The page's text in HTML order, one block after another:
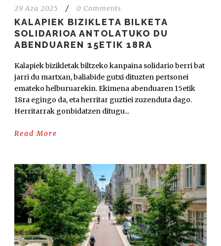
29 Aza 2025 / 0 Comments
KALAPIEK BIZIKLETA BILKETA
SOLIDARIOA ANTOLATUKO DU
ABENDUAREN 15ETIK 18RA
Kalapiek bizikletak biltzeko kanpaina solidario berri bat
jarri du martxan, baliabide gutxi dituzten pertsonei
emateko helburuarekin. Ekimena abenduaren 15etik
18ra egingo da, eta herritar guztiei zuzenduta dago.
Herritarrak gonbidatzen ditugu...
Read More